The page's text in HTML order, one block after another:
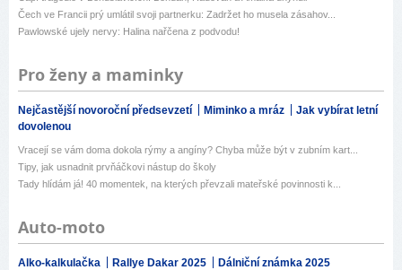
Čech ve Francii prý umlátil svoji partnerku: Zadržet ho musela zásahov...
Pawlowské ujely nervy: Halina nařčena z podvodu!
Pro ženy a maminky
Nejčastější novoroční předsevzetí Miminko a mráz
Jak vybírat letní
dovolenou
Vracejí se vám doma dokola rýmy a angíny? Chyba může být v zubním kart...
Tipy, jak usnadnit prvňáčkovi nástup do školy
Tady hlídám já! 40 momentek, na kterých převzali mateřské povinnosti k...
Auto-moto
Alko-kalkulačka Rallye Dakar 2025 Dálniční známka 2025